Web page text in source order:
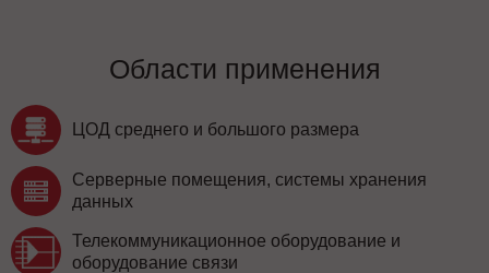
Области применения
ЦОД среднего и большого размера
Серверные помещения, системы хранения
данных
Телекоммуникационное оборудование и
оборудование связи